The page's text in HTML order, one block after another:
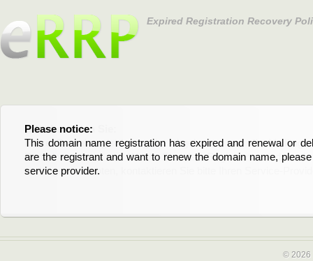
Expired Registration Recovery
Please notice:
This domain name registration has expired and renewal or
are the registrant and want to renew the domain name,
service provider.
Bitte beachten Sie:
Diese Domainregistrierung ist abgelaufen und die
Domain stehen an. Wenn Sie der Registrant sind und
verlängern möchten, kontaktieren Sie bitte Ihren Service-
© 2026